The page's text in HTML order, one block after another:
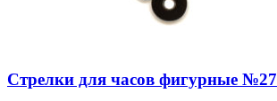
Стрелки для часов фигурные №27